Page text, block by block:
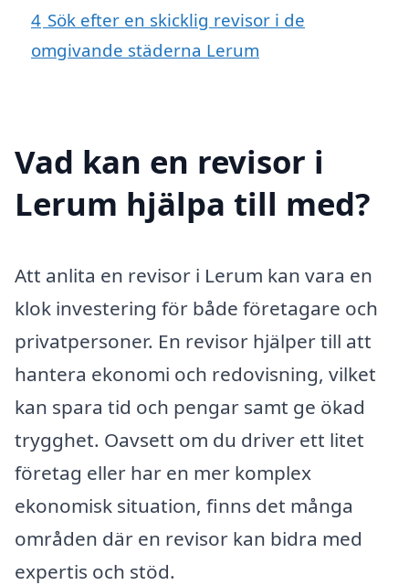
4 Sök efter en skicklig revisor i de
omgivande städerna Lerum
Vad kan en revisor i
Lerum hjälpa till med?
Att anlita en revisor i Lerum kan vara en
klok investering för både företagare och
privatpersoner. En revisor hjälper till att
hantera ekonomi och redovisning, vilket
kan spara tid och pengar samt ge ökad
trygghet. Oavsett om du driver ett litet
företag eller har en mer komplex
ekonomisk situation, finns det många
områden där en revisor kan bidra med
expertis och stöd.